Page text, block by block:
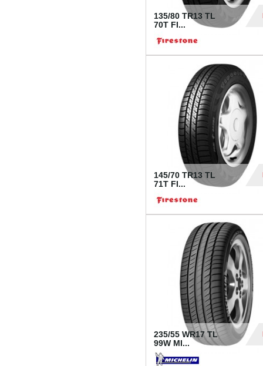
135/80 TR13 TL
70T FI...
145/70 TR13 TL
71T FI...
235/55 WR17 TL
99W MI...